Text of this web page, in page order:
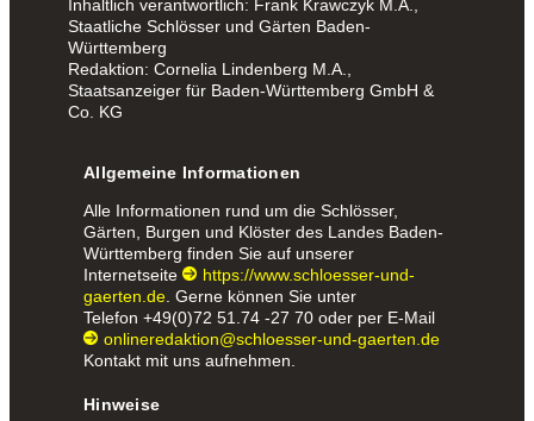
Inhaltlich verantwortlich: Frank Krawczyk M.A.,
Staatliche Schlösser und Gärten Baden-
Württemberg
Redaktion: Cornelia Lindenberg M.A.,
Staatsanzeiger für Baden-Württemberg GmbH &
Co. KG
Allgemeine Informationen
Alle Informationen rund um die Schlösser,
Gärten, Burgen und Klöster des Landes Baden-
Württemberg finden Sie auf unserer
Internetseite
https://www.schloesser-und-
gaerten.de . Gerne können Sie unter
Telefon +49(0)72 51.74 -27 70 oder per E-Mail
onlineredaktion@schloesser-und-gaerten.de
Kontakt mit uns aufnehmen.
Hinweise